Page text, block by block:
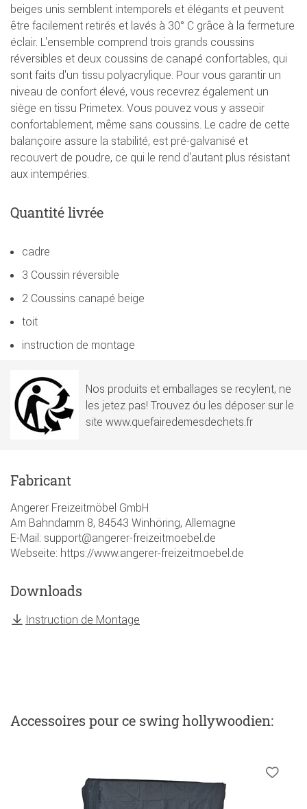
beiges unis semblent intemporels et élégants et peuvent
être facilement retirés et lavés à 30° C grâce à la fermeture
éclair. L'ensemble comprend trois grands coussins
réversibles et deux coussins de canapé confortables, qui
sont faits d'un tissu polyacrylique. Pour vous garantir un
niveau de confort élevé, vous recevrez également un
siège en tissu Primetex. Vous pouvez vous y asseoir
confortablement, même sans coussins. Le cadre de cette
balançoire assure la stabilité, est pré-galvanisé et
recouvert de poudre, ce qui le rend d'autant plus résistant
aux intempéries.
Quantité livrée
cadre
3 Coussin réversible
2 Coussins canapé beige
toit
instruction de montage
Nos produits et emballages se recylent, ne
les jetez pas! Trouvez óu les déposer sur le
site www.quefairedemesdechets.fr
Fabricant
Angerer Freizeitmöbel GmbH
Am Bahndamm 8, 84543 Winhöring, Allemagne
E-Mail: support@angerer-freizeitmoebel.de
Webseite: https://www.angerer-freizeitmoebel.de
Downloads
Instruction de Montage
Accessoires pour ce swing hollywoodien: